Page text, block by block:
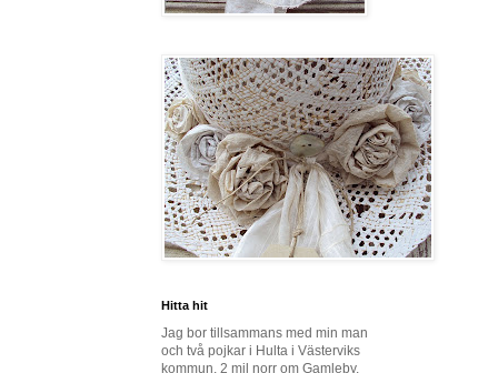
Hitta hit
Jag bor tillsammans med min man
och två pojkar i Hulta i Västerviks
kommun, 2 mil norr om Gamleby.